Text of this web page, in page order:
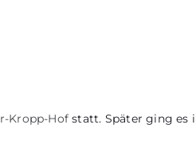
Kropp-Hof statt. Später ging es